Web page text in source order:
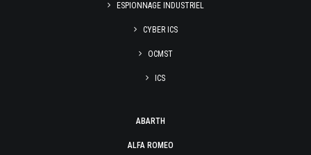
ESPIONNAGE INDUSTRIEL
CYBER ICS
OCMST
ICS
ABARTH
ALFA ROMEO